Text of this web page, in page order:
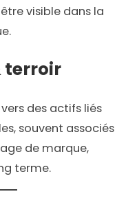
visible dans la
terroir
des actifs liés
souvent associés
de marque,
terme.